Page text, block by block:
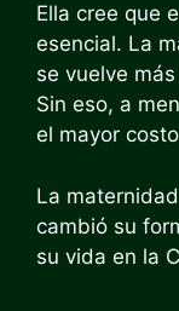
Ella cree que
esencial. La
se vuelve
Sin eso, a
el mayor
La
cambió su
su vida en la